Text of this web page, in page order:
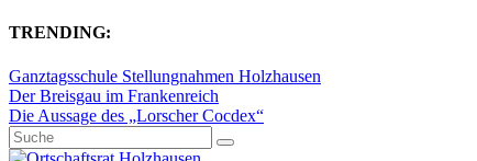
TRENDING:
Ganztagsschule Stellungnahmen Holzhausen
Der Breisgau im Frankenreich
Die Aussage des „Lorscher Cocdex“